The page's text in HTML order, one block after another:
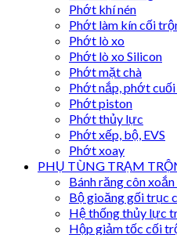
Phớt khí nén
Phớt làm kín cối
Phớt lò xo
Phớt lò xo Silicon
Phớt mặt chà
Phớt nắp, phớt
Phớt piston
Phớt thủy lực
Phớt xếp, bộ, EVS
Phớt xoay
PHỤ TÙNG TRẠM
Bánh răng côn
Bộ gioăng gối trục
Hệ thống thủy lực
Hộp giảm tốc cối